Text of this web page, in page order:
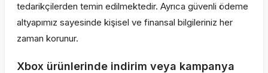
tedarikçilerden temin edilmektedir. Ayrıca güvenli ödeme
altyapımız sayesinde kişisel ve finansal bilgileriniz her
zaman korunur.
Xbox ürünlerinde indirim veya kampanya